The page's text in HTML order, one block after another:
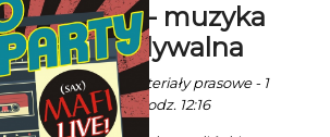
Trokadero - muzyka
nieprzewidywalna
Robert Kuliński/ materiały prasowe - 1
Października 2015 godz. 12:16